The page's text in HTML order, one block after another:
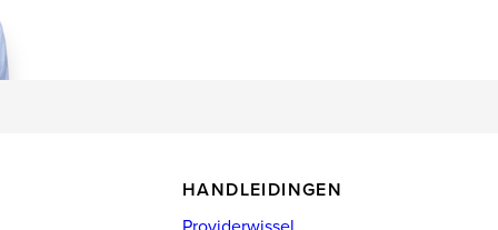
HANDLEIDINGEN